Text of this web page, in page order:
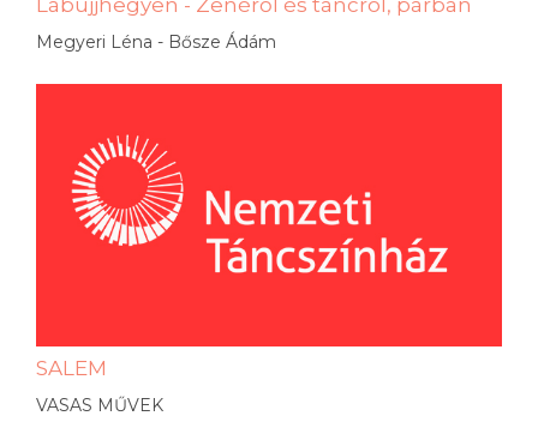
Lábujjhegyen - Zenéről és táncról, párban
Megyeri Léna - Bősze Ádám
SALEM
VASAS MŰVEK